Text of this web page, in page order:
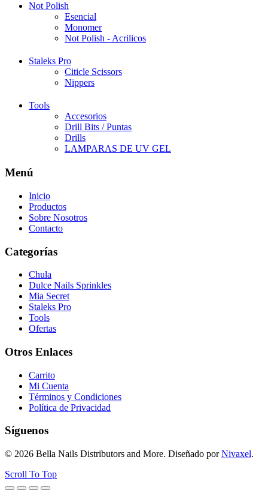
Not Polish
Esencial
Monomer
Not Polish - Acrilicos
Staleks Pro
Citicle Scissors
Nippers
Tools
Accesorios
Drill Bits / Puntas
Drills
LAMPARAS DE UV GEL
Menú
Inicio
Productos
Sobre Nosotros
Contacto
Categorías
Chula
Dulce Nails Sprinkles
Mia Secret
Staleks Pro
Tools
Ofertas
Otros Enlaces
Carrito
Mi Cuenta
Términos y Condiciones
Política de Privacidad
Síguenos
© 2026 Bella Nails Distributors and More. Diseñado porNivaxel.
Scroll To Top